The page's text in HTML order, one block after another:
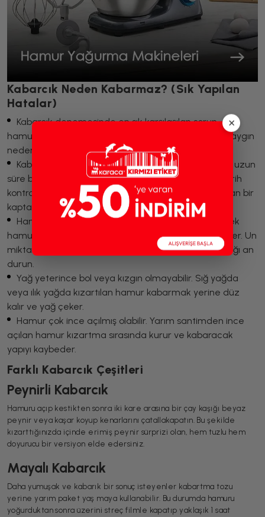
Kabarcık Neden Kabarmaz? (Sık Yapılan
Hatalar)
Kabarcık denemesinde en sık karşılaşılan sorun
hamurun yeterince kabarmamasıdır. Bunun birkaç yaygın
nedeni var:
Kabartma tozunun tarihi geçmiş olabilir. Açılmış ve uzun
süre bekletilmiş kabartma tozu etkisini kaybeder. Tarih
kontrolü yapın ve açık kabartma tozunu nem almayan bir
kapta saklayın.
Hamur çok sert yoğrulmuş olabilir. Fazla un eklemek
hamurun elastikiyetini öldürür ve kabarmasını engeller. Un
miktarını kontrollü artırın, hamur ele yapışmayı bıraktığı an
durun.
Yağ yeterince bol veya kızgın olmayabilir. Sığ yağda
veya ılık yağda kızartılan hamur kabarmak yerine düz
kalır ve yağ çeker.
Hamur çok ince açılmış olabilir. Yarım santimden ince
açılan hamur kızartma sırasında kurur ve kabaracak
yapıyı kaybeder.
Farklı Kabarcık Çeşitleri
Peynirli Kabarcık
Hamuru açıp kestikten sonra iki kare arasına bir çay kaşığı beyaz
peynir veya kaşar koyup kenarlarını çatallakapatın. Bu şekilde
kızarttığınızda içinde erimiş peynir sürprizi olan, hem tuzlu hem
doyurucu bir versiyon elde edersiniz.
Mayalı Kabarcık
Daha yumuşak ve kabarık bir sonuç isteyenler kabartma tozu
yerine yarım paket yaş maya kullanabilir. Bu durumda hamuru
yoğurduktan sonra üzerini streç filmle kapatıp yaklaşık 1 saat
×